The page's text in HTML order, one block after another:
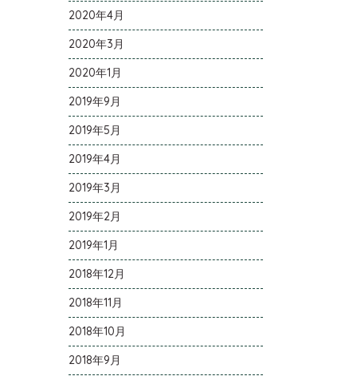
2020年4月
2020年3月
2020年1月
2019年9月
2019年5月
2019年4月
2019年3月
2019年2月
2019年1月
2018年12月
2018年11月
2018年10月
2018年9月